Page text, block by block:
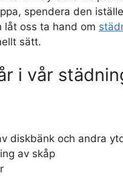
spendera den
låt oss ta hand om
sätt.
i vår
diskbänk och andra
av skåp